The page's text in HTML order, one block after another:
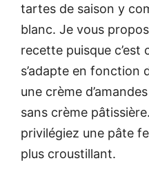
tartes de saison y
blanc. Je vous
recette puisque c’est
s’adapte en fonction
une crème
sans crème
privilégiez une pâte
plus croustillant.